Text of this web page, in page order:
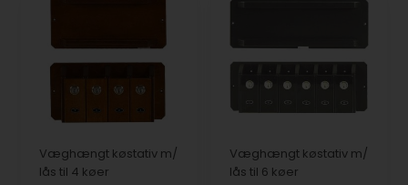
Væghængt køstativ m/
lås til 4 køer
Væghængt køstativ m/
lås til 6 køer